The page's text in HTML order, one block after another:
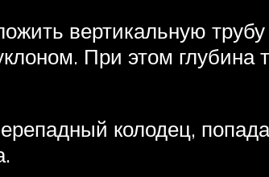
вертикальную
При этом
колодец,